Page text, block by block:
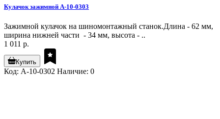
Кулачок зажимной A-10-0303
Зажимной кулачок на шиномонтажный станок.Длина - 62 мм,
ширина нижней части - 34 мм, высота - ..
1 011 р.
Купить
Код: A-10-0302 Наличие: 0